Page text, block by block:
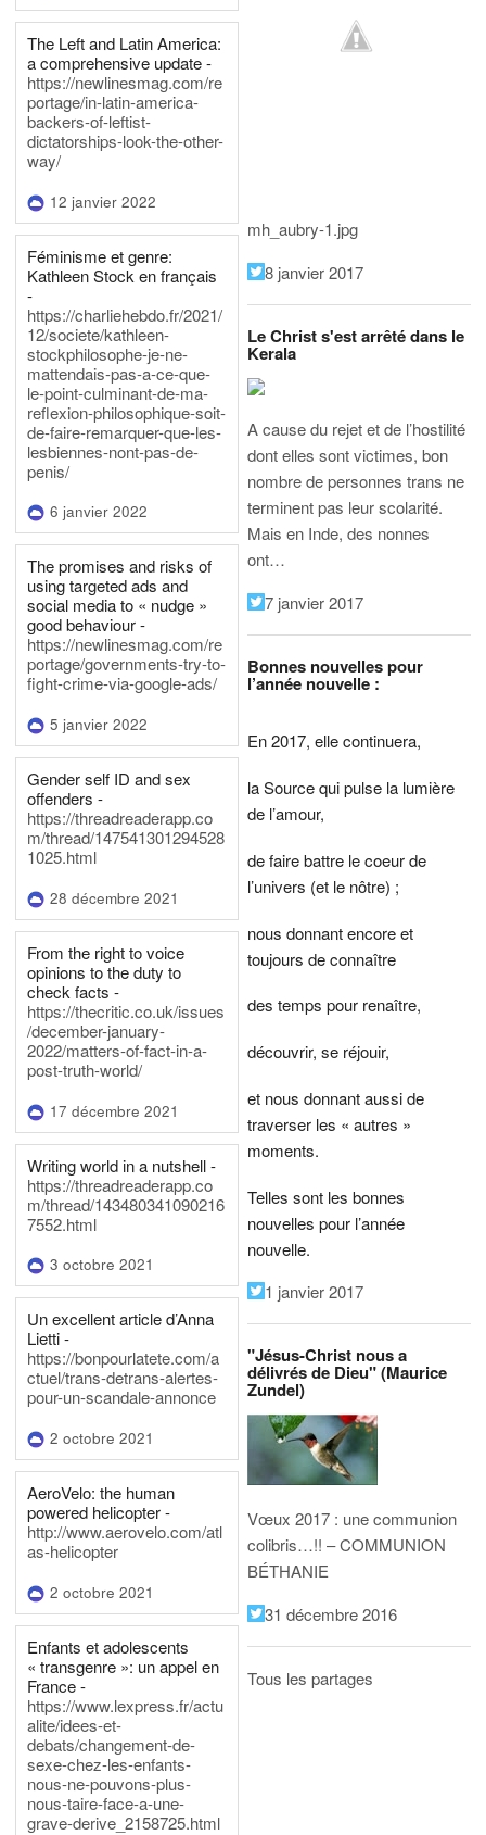
The Left and Latin America:
a comprehensive update -
https://newlinesmag.com/re
portage/in-latin-america-
backers-of-leftist-
dictatorships-look-the-other-
way/
12 janvier 2022
Féminisme et genre:
Kathleen Stock en français
-
https://charliehebdo.fr/2021/
12/societe/kathleen-
stockphilosophe-je-ne-
mattendais-pas-a-ce-que-
le-point-culminant-de-ma-
reflexion-philosophique-soit-
de-faire-remarquer-que-les-
lesbiennes-nont-pas-de-
penis/
6 janvier 2022
The promises and risks of
using targeted ads and
social media to « nudge »
good behaviour -
https://newlinesmag.com/re
portage/governments-try-to-
fight-crime-via-google-ads/
5 janvier 2022
Gender self ID and sex
offenders -
https://threadreaderapp.co
m/thread/147541301294528
1025.html
28 décembre 2021
From the right to voice
opinions to the duty to
check facts -
https://thecritic.co.uk/issues
/december-january-
2022/matters-of-fact-in-a-
post-truth-world/
17 décembre 2021
Writing world in a nutshell -
https://threadreaderapp.co
m/thread/143480341090216
7552.html
3 octobre 2021
Un excellent article d’Anna
Lietti -
https://bonpourlatete.com/a
ctuel/trans-detrans-alertes-
pour-un-scandale-annonce
2 octobre 2021
AeroVelo: the human
powered helicopter -
http://www.aerovelo.com/atl
as-helicopter
2 octobre 2021
Enfants et adolescents
« transgenre »: un appel en
France -
https://www.lexpress.fr/actu
alite/idees-et-
debats/changement-de-
sexe-chez-les-enfants-
nous-ne-pouvons-plus-
nous-taire-face-a-une-
grave-derive_2158725.html
mh_aubry-1.jpg
8 janvier 2017
Le Christ s'est arrêté dans le
Kerala
A cause du rejet et de l’hostilité
dont elles sont victimes, bon
nombre de personnes trans ne
terminent pas leur scolarité.
Mais en Inde, des nonnes
ont…
7 janvier 2017
Bonnes nouvelles pour
l’année nouvelle :
En 2017, elle continuera,
la Source qui pulse la lumière
de l’amour,
de faire battre le coeur de
l’univers (et le nôtre) ;
nous donnant encore et
toujours de connaître
des temps pour renaître,
découvrir, se réjouir,
et nous donnant aussi de
traverser les « autres »
moments.
Telles sont les bonnes
nouvelles pour l’année
nouvelle.
1 janvier 2017
"Jésus-Christ nous a
délivrés de Dieu" (Maurice
Zundel)
Vœux 2017 : une communion
colibris…!! – COMMUNION
BÉTHANIE
31 décembre 2016
Tous les partages